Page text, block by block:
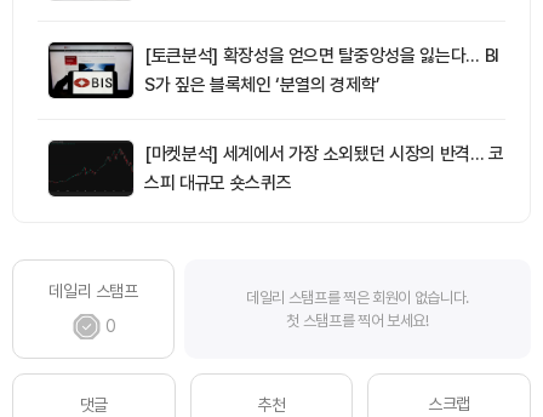
[토큰분석] 확장성을 얻으면 탈중앙성을 잃는다… BI
S가 짚은 블록체인 ‘분열의 경제학’
[마켓분석] 세계에서 가장 소외됐던 시장의 반격… 코
스피 대규모 숏스퀴즈
데일리 스탬프
0
데일리 스탬프를 찍은 회원이 없습니다.
첫 스탬프를 찍어 보세요!
댓글
추천
스크랩